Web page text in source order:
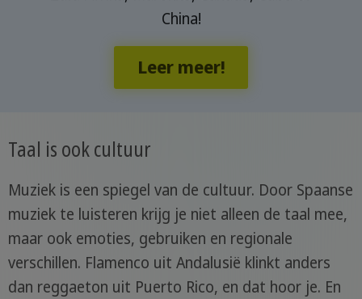
China!
Leer meer!
Taal is ook cultuur
Muziek is een spiegel van de cultuur. Door Spaanse
muziek te luisteren krijg je niet alleen de taal mee,
maar ook emoties, gebruiken en regionale
verschillen. Flamenco uit Andalusië klinkt anders
dan reggaeton uit Puerto Rico, en dat hoor je. En